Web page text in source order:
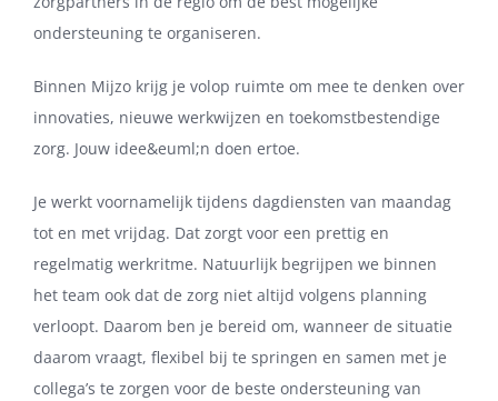
ondersteuning te organiseren.
Binnen Mijzo krijg je volop ruimte om mee te denken over
innovaties, nieuwe werkwijzen en toekomstbestendige
zorg. Jouw idee&euml;n doen ertoe.
Je werkt voornamelijk tijdens dagdiensten van maandag
tot en met vrijdag. Dat zorgt voor een prettig en
regelmatig werkritme. Natuurlijk begrijpen we binnen
het team ook dat de zorg niet altijd volgens planning
verloopt. Daarom ben je bereid om, wanneer de situatie
daarom vraagt, flexibel bij te springen en samen met je
collega’s te zorgen voor de beste ondersteuning van